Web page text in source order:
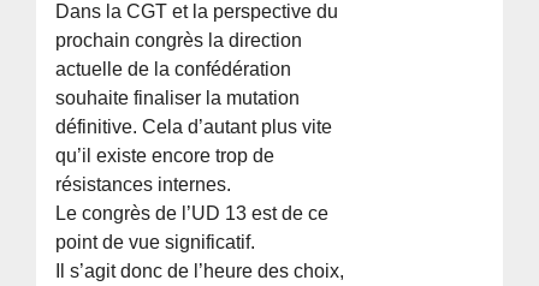
Dans la CGT et la perspective du
prochain congrès la direction
actuelle de la confédération
souhaite finaliser la mutation
définitive. Cela d’autant plus vite
qu’il existe encore trop de
résistances internes.
Le congrès de l’UD 13 est de ce
point de vue significatif.
Il s’agit donc de l’heure des choix,